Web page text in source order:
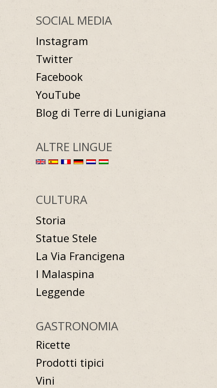
SOCIAL MEDIA
Instagram
Twitter
Facebook
YouTube
Blog di Terre di Lunigiana
ALTRE LINGUE
CULTURA
Storia
Statue Stele
La Via Francigena
I Malaspina
Leggende
GASTRONOMIA
Ricette
Prodotti tipici
Vini